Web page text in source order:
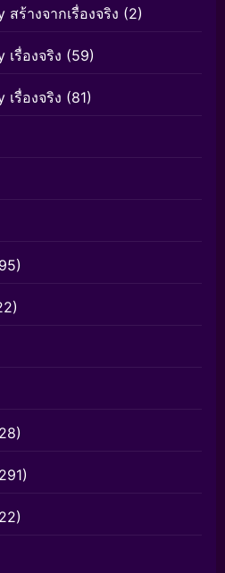
ร้างจากเรื่องจริง (2)
เรื่องจริง (59)
เรื่องจริง (81)